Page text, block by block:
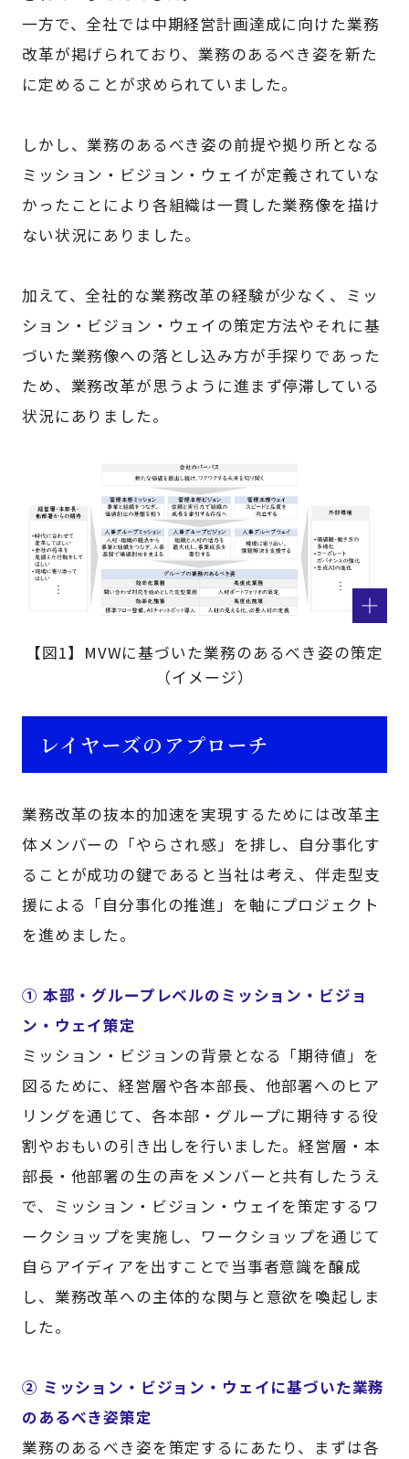
一方で、全社では中期経営計画達成に向けた業務
改革が掲げられており、業務のあるべき姿を新た
に定めることが求められていました。
しかし、業務のあるべき姿の前提や拠り所となる
ミッション・ビジョン・ウェイが定義されていな
かったことにより各組織は一貫した業務像を描け
ない状況にありました。
加えて、全社的な業務改革の経験が少なく、ミッ
ション・ビジョン・ウェイの策定方法やそれに基
づいた業務像への落とし込み方が手探りであった
ため、業務改革が思うように進まず停滞している
状況にありました。
【図1】MVWに基づいた業務のあるべき姿の策定
（イメージ）
レイヤーズのアプローチ
業務改革の抜本的加速を実現するためには改革主
体メンバーの「やらされ感」を排し、自分事化す
ることが成功の鍵であると当社は考え、伴走型支
援による「自分事化の推進」を軸にプロジェクト
を進めました。
① 本部・グループレベルのミッション・ビジョ
ン・ウェイ策定
ミッション・ビジョンの背景となる「期待値」を
図るために、経営層や各本部長、他部署へのヒア
リングを通じて、各本部・グループに期待する役
割やおもいの引き出しを行いました。経営層・本
部長・他部署の生の声をメンバーと共有したうえ
で、ミッション・ビジョン・ウェイを策定するワ
ークショップを実施し、ワークショップを通じて
自らアイディアを出すことで当事者意識を醸成
し、業務改革への主体的な関与と意欲を喚起しま
した。
② ミッション・ビジョン・ウェイに基づいた業務
のあるべき姿策定
業務のあるべき姿を策定するにあたり、まずは各